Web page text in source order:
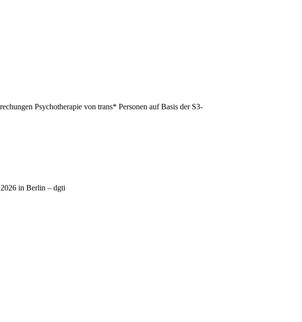
Psychotherapie von trans* Personen auf Basis der S3-
in Berlin – dgti